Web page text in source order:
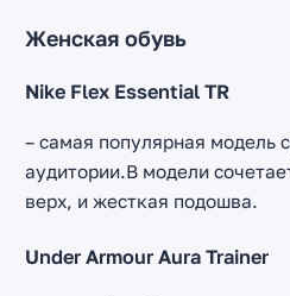
Женская обувь
Nike Flex Essential TR
– самая популярная модель
аудитории.В модели
верх, и жесткая подошва.
Under Armour Aura Trainer